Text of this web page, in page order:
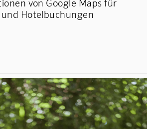
von Google Maps für
Hotelbuchungen